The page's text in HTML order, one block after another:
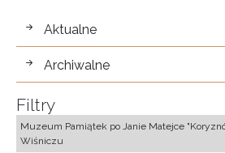
wystawy
Aktualne
Archiwalne
Filtry
Muzeum Pamiątek po Janie Matejce
Wiśniczu